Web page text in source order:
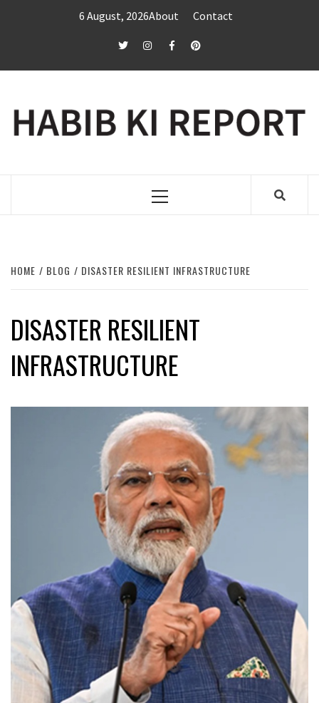
6 August, 2026About Contact
twitterInstagramFacebookPinterest
Primary
HOME BLOG DISASTER RESILIENT INFRASTRUCTURE
DISASTER RESILIENT
INFRASTRUCTURE